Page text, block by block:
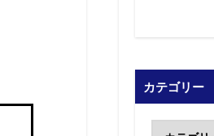
カテゴリー